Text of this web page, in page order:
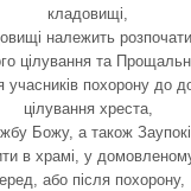
кладовищі,
належить
цілування та
учасників похорону до
цілування хреста,
Божу, а також
в храмі, у
або після похорону,